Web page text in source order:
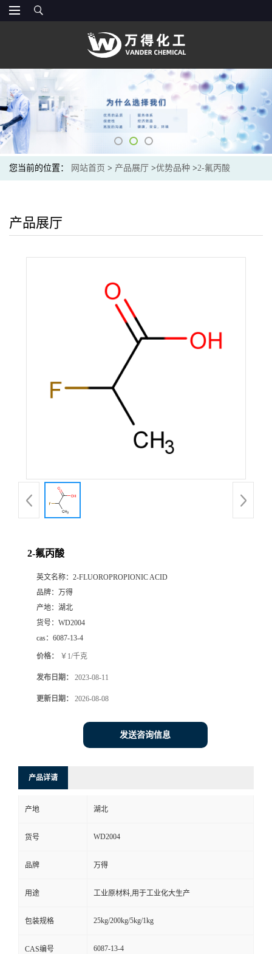
您当前的位置： 网站首页 > 产品展厅 >优势品种 >2-氟丙酸
产品展厅
2-氟丙酸
英文名称： 2-FLUOROPROPIONIC ACID
品牌： 万得
产地： 湖北
货号： WD2004
cas： 6087-13-4
价格： ￥1/千克
发布日期： 2023-08-11
更新日期： 2026-08-08
发送咨询信息
产品详请
产地 湖北
货号 WD2004
品牌 万得
用途 工业原材料,用于工业化大生产
包装规格 25kg/200kg/5kg/1kg
CAS编号 6087-13-4